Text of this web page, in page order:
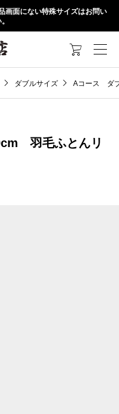
画面にない特殊サイズはお問い

ダブルサイズ Aコース ダ
羽毛ふとんリ